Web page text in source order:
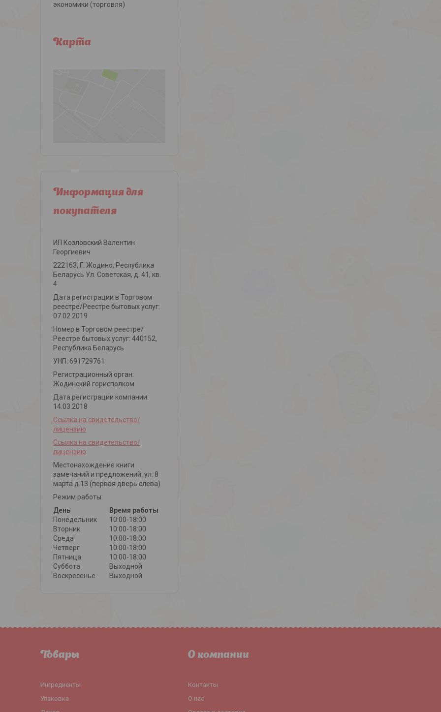
экономики (торговля)
Карта
Информация для
покупателя
ИП Козловский Валентин
Георгиевич
222163, Г. Жодино, Республика
Беларусь Ул. Советская, д. 41, кв.
4
Дата регистрации в Торговом
реестре/Реестре бытовых услуг:
07.02.2019
Номер в Торговом реестре/
Реестре бытовых услуг: 440152,
Республика Беларусь
УНП: 691729761
Регистрационный орган:
Жодинский горисполком
Дата регистрации компании:
14.03.2018
Ссылка на свидетельство/
лицензию
Ссылка на свидетельство/
лицензию
Местонахождение книги
замечаний и предложений: ул. 8
марта д.13 (первая дверь слева)
Режим работы:
День
Время работы
Понедельник
10:00-18:00
Вторник
10:00-18:00
Среда
10:00-18:00
Четверг
10:00-18:00
Пятница
10:00-18:00
Суббота
Выходной
Воскресенье
Выходной
Товары
Ингредиенты
Упаковка
О компании
Контакты
О нас